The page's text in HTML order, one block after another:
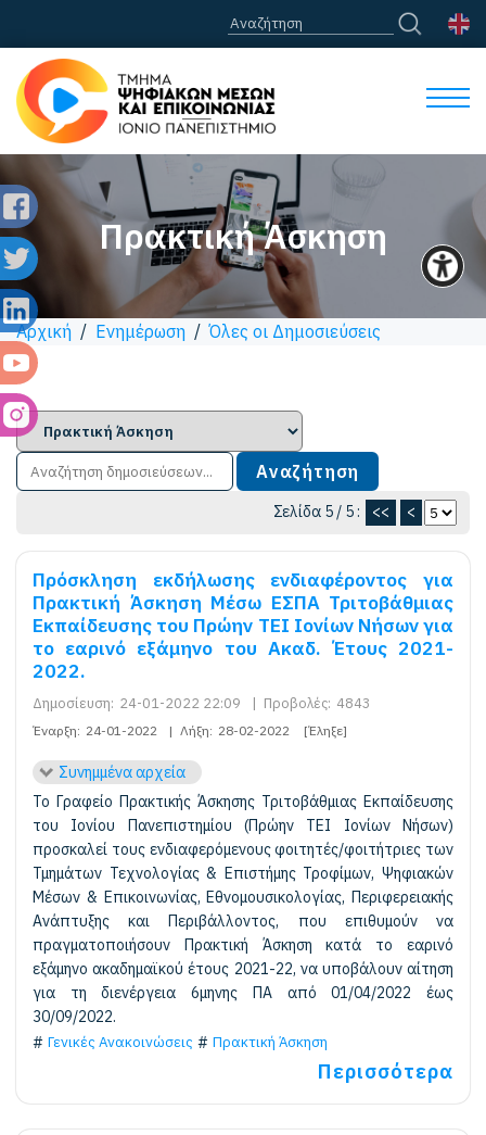
Πρακτική Άσκηση
Αρχική / Ενημέρωση /Όλες οι Δημοσιεύσεις
Σελίδα 5 / 5 : << <
Πρόσκληση εκδήλωσης ενδιαφέροντος για
Πρακτική Άσκηση Μέσω ΕΣΠΑ Τριτοβάθμιας
Εκπαίδευσης του Πρώην ΤΕΙ Ιονίων Νήσων για
το εαρινό εξάμηνο του Ακαδ. Έτους 2021-
2022.
Δημοσίευση: 24-01-2022 22:09 | Προβολές: 4843
Έναρξη: 24-01-2022 | Λήξη: 28-02-2022 [Έληξε]
Συνημμένα αρχεία
Το Γραφείο Πρακτικής Άσκησης Τριτοβάθμιας Εκπαίδευσης
του Ιονίου Πανεπιστημίου (Πρώην ΤΕΙ Ιονίων Νήσων)
προσκαλεί τους ενδιαφερόμενους φοιτητές/φοιτήτριες των
Τμημάτων Τεχνολογίας & Επιστήμης Τροφίμων, Ψηφιακών
Μέσων & Επικοινωνίας, Εθνομουσικολογίας, Περιφερειακής
Ανάπτυξης και Περιβάλλοντος, που επιθυμούν να
πραγματοποιήσουν Πρακτική Άσκηση κατά το εαρινό
εξάμηνο ακαδημαϊκού έτους 2021-22, να υποβάλουν αίτηση
για τη διενέργεια 6μηνης ΠΑ από 01/04/2022 έως
30/09/2022.
Γενικές Ανακοινώσεις
Πρακτική Άσκηση
Περισσότερα